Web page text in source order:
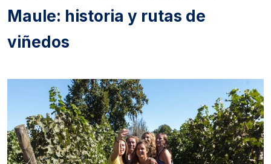
Maule: historia y rutas de
viñedos